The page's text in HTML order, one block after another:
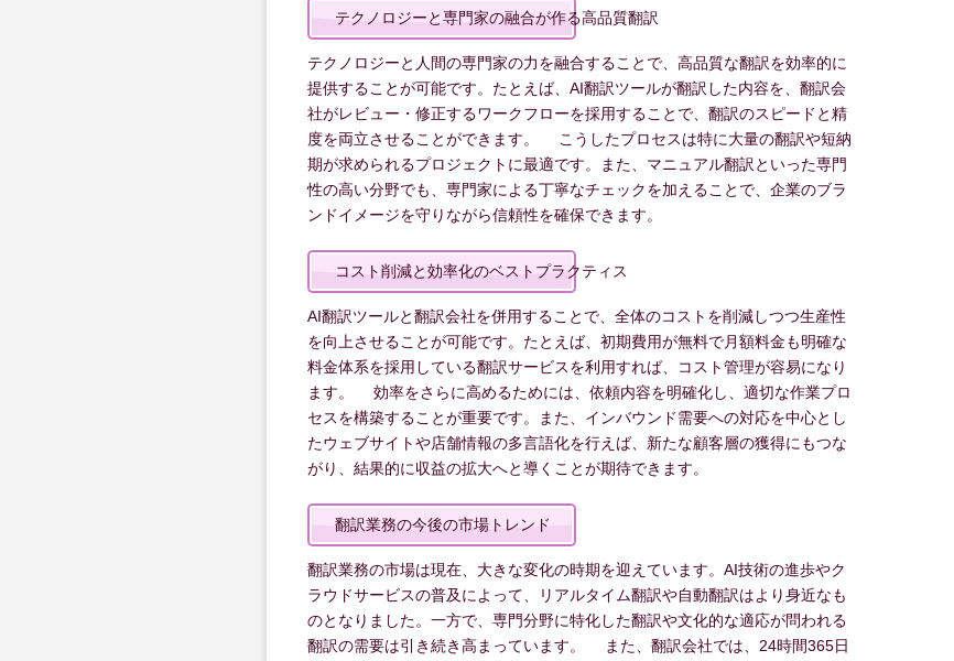
テクノロジーと専門家の融合が作る高品質翻訳
テクノロジーと人間の専門家の力を融合することで、高品質な翻訳を効率的に
提供することが可能です。たとえば、AI翻訳ツールが翻訳した内容を、翻訳会
社がレビュー・修正するワークフローを採用することで、翻訳のスピードと精
度を両立させることができます。 こうしたプロセスは特に大量の翻訳や短納
期が求められるプロジェクトに最適です。また、マニュアル翻訳といった専門
性の高い分野でも、専門家による丁寧なチェックを加えることで、企業のブラ
ンドイメージを守りながら信頼性を確保できます。
コスト削減と効率化のベストプラクティス
AI翻訳ツールと翻訳会社を併用することで、全体のコストを削減しつつ生産性
を向上させることが可能です。たとえば、初期費用が無料で月額料金も明確な
料金体系を採用している翻訳サービスを利用すれば、コスト管理が容易になり
ます。 効率をさらに高めるためには、依頼内容を明確化し、適切な作業プロ
セスを構築することが重要です。また、インバウンド需要への対応を中心とし
たウェブサイトや店舗情報の多言語化を行えば、新たな顧客層の獲得にもつな
がり、結果的に収益の拡大へと導くことが期待できます。
翻訳業務の今後の市場トレンド
翻訳業務の市場は現在、大きな変化の時期を迎えています。AI技術の進歩やク
ラウドサービスの普及によって、リアルタイム翻訳や自動翻訳はより身近なも
のとなりました。一方で、専門分野に特化した翻訳や文化的な適応が問われる
翻訳の需要は引き続き高まっています。 また、翻訳会社では、24時間365日